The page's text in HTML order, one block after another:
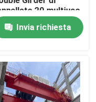
20 multiuso
Invia richiesta